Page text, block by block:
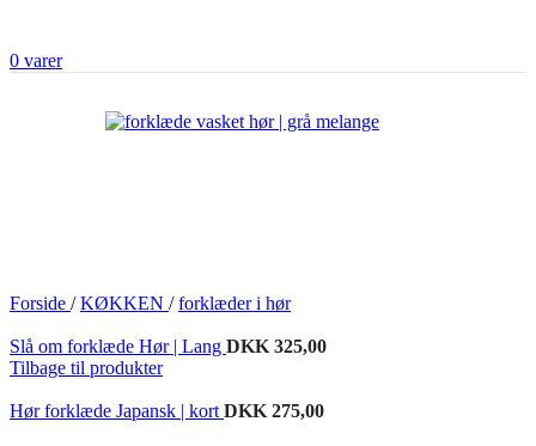
0 varer
Forside / KØKKEN / forklæder i hør
Slå om forklæde Hør | Lang DKK 325,00
Tilbage til produkter
Hør forklæde Japansk | kort DKK 275,00